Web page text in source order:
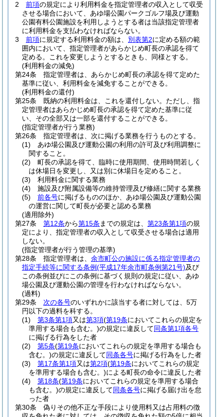
2
前項の規定により利用料金を指定管理者の収入として収受
させる場合において、あゆ場公園パークゴルフ場及び運動
公園有料公園施設を利用しようとする者は当該指定管理者
に利用料金を支払わなければならない。
3
前項に規定する利用料金の額は、 別表第2に定める額の範
囲内において、指定管理者があらかじめ町長の承認を得て
定める。
これを変更しようとするときも、同様とする。
(利用料金の減免)
第24条
指定管理者は、あらかじめ町長の承認を得て定めた
基準に従い、利用料金を減免することができる。
(利用料金の還付)
第25条
既納の利用料金は、これを還付しない。 ただし、指
定管理者はあらかじめ町長の承認を得て定めた基準に従
い、その全部又は一部を還付することができる。
(指定管理者が行う業務)
第26条
指定管理者は、次に掲げる業務を行うものとする。
(1)
あゆ場公園及び運動公園の利用の許可及び利用調整に
関すること。
(2)
町長の承認を得て、臨時に使用期間、使用時間若しく
は休場日を変更し、又は別に休場日を定めること。
(3)
利用料金に関する業務
(4)
施設及び附属設備等の維持管理及び修繕に関する業務
(5)
前各号に掲げるもののほか、あゆ場公園及び運動公園
の運営に関して町長が必要と認める業務
(適用除外)
第27条
第12条から第15条 までの規定は、 第23条第1項の規
定により、指定管理者の収入として収受させる場合は適用
しない。
(指定管理者が行う管理の基準)
第28条
指定管理者は、 余市町公の施設に係る指定管理者の
指定手続等に関する条例(平成17年余市町条例第21号)及び
この条例並びにこの条例に基づく規則の規定に従い、あゆ
場公園及び運動公園の管理を行わなければならない。
(過料)
第29条
次の各号のいずれかに該当する者に対しては、5万
円以下の過料を科する。
(1)
第3条第1項又は第3項(第19条においてこれらの規定を
準用する場合も含む。)の規定に違反して同条第1項各号
に掲げる行為をした者
(2)
第5条(第19条においてこれらの規定を準用する場合も
含む。)の規定に違反して同条各号に掲げる行為をした者
(3)
第17条第1項又は第2項(第19条においてこれらの規定
を準用する場合も含む。)による町長の命令に違反した者
(4)
第18条(第19条においてこれらの規定を準用する場合
も含む。)の規定に違反して同条各号に掲げる届け出を怠
った者
第30条
偽りその他不正な手段により使用料又は占用料の徴